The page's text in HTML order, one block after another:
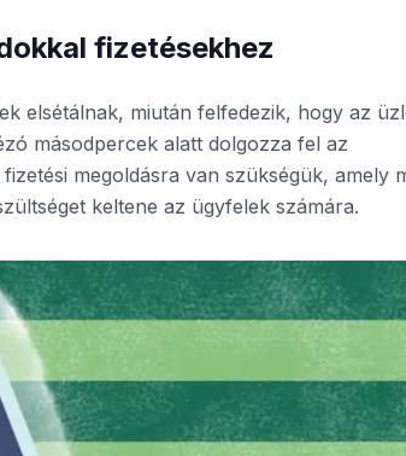
fizetésekhez
elsétálnak, miután felfedezik, hogy az
másodpercek alatt dolgozza fel az
megoldásra van szükségük, amely
keltene az ügyfelek számára.